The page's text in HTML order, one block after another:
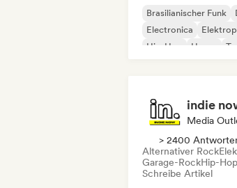
Brasilianischer Funk
Electronica
Hip-Hop
House
indie
Media
> 2400
Alternativer Rock
Garage-RockHip-Hop
Schreibe Artikel